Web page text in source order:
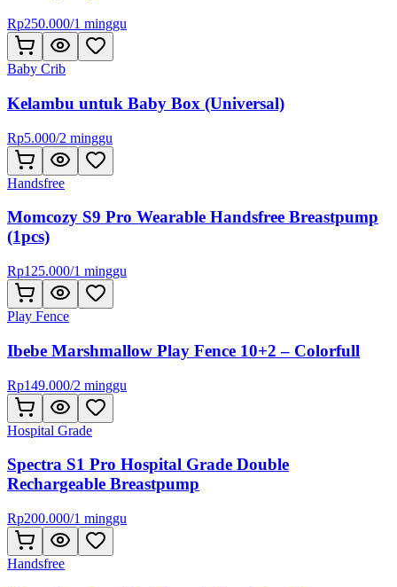
Rp250.000/1 minggu
Baby Crib
Kelambu untuk Baby Box (Universal)
Rp5.000/2 minggu
Handsfree
Momcozy S9 Pro Wearable Handsfree Breastpump
(1pcs)
Rp125.000/1 minggu
Play Fence
Ibebe Marshmallow Play Fence 10+2 – Colorfull
Rp149.000/2 minggu
Hospital Grade
Spectra S1 Pro Hospital Grade Double
Rechargeable Breastpump
Rp200.000/1 minggu
Handsfree